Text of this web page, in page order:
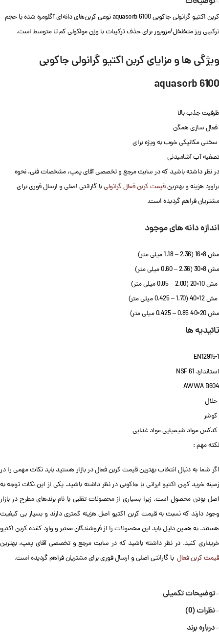
کربن اکتیو گرانولی جاکوبی aquasorb 6100 نوعی کربن‌های دانه‌ای آگلومره شده با حجم
ترکیبی ریز متخلخل/مزوپور برای حذف ترکیبات با وزن مولکولی کم تا متوسط است.
ویژگی ها و مزایای کربن اکتیو گرانولی جاکوبی
aquasorb 6100
ظرفیت جذب بالا
فعال سازی همگن
سختی مکانیکی خوب به ویژه برای
تصفیه آب آشامیدنی
در نظر داشته باشید که در سایت مرجع و تخصصی آقای پمپ، مشخصات فنی، نحوه
برآورد هزینه و بهترینقیمت کربن فعال گرانولیبا گارانتی اصلی و ارسال فوری برای
مشتریان فراهم گردیده است.
اندازه دانه های موجود
مش 8×16 (2.36 – 1.18 میلی متر)
مش 8×30 (2.36 – 0.60 میلی متر)
مش 10×20 (2.00 – 0.85 میلی متر)
مش 12×40 (1.70 – 0.425 میلی متر)
مش 20×40 0.85 – 0.425 میلی متر)
تائیدیه ها
EN12915-1
استاندارد NSF 61
AWWA B604
حلال
کوشر
کدکس مواد شیمیایی مواد غذایی
نکته مهم :
اگر شما به دنبال انتخاب بهترین قیمت کربن فعال در بازار هستید باید نکات مهمی را در
زمینه خرید کربن اکتیو ایرانی یا جاکوبی در نظر داشته باشید. یکی از این نکات توجه به
اصل بودن محصول است. زیرا بسیاری از محصولات تقلبی با نام برندهای مطرح در بازار
وجود دارند که نسبت به قیمت کربن اکتیو اصل هزینه کمتری دارند و بسیار بی کیفیت
هستند. به همین دلیل باید این محصولات را از فروشندگان معتبر و وارد کننده کربن اکتیو
خریداری کنید. در نظر داشته باشید که در سایت مرجع و تخصصی آقای پمپ، بهترین
قیمت کربن فعال با گارانتی اصلی و ارسال فوری برای مشتریان فراهم گردیده است.
توضیحات تکمیلی
نظرات (0)
درباره برند